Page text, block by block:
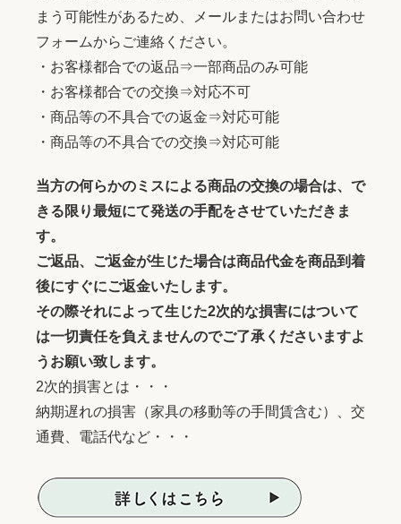
まう可能性があるため、メールまたはお問い合わせ
フォームからご連絡ください。
・お客様都合での返品⇒一部商品のみ可能
・お客様都合での交換⇒対応不可
・商品等の不具合での返金⇒対応可能
・商品等の不具合での交換⇒対応可能
当方の何らかのミスによる商品の交換の場合は、で
きる限り最短にて発送の手配をさせていただきま
す。
ご返品、ご返金が生じた場合は商品代金を商品到着
後にすぐにご返金いたします。
その際それによって生じた2次的な損害にはついて
は一切責任を負えませんのでご了承くださいますよ
うお願い致します。
2次的損害とは・・・
納期遅れの損害（家具の移動等の手間賃含む）、交
通費、電話代など・・・